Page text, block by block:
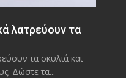
λατρεύουν τα
τα σκυλιά και
Δώστε τα...